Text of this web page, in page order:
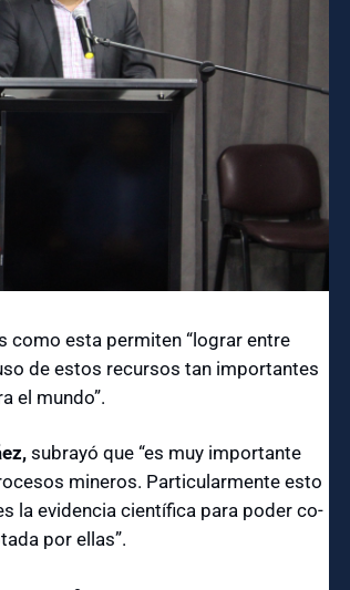
como esta permiten “lograr entre
de estos recursos tan importantes
el mundo”.
subrayó que “es muy importante
mineros. Particularmente esto
la evidencia científica para poder co-
por ellas”.